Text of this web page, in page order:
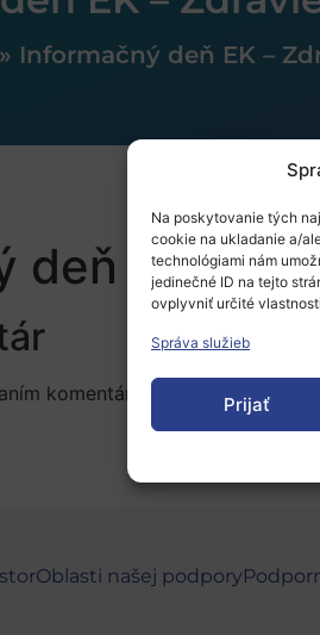
Na poskytovanie tých
cookie na ukladanie a/
technológiami nám
jedinečné ID na tejto
ovplyvniť určité
Správa služieb
Prijať
» Informačný deň EK –
deň EK –
komentára sa musíte prihlásiť
Oblasti našej podpory